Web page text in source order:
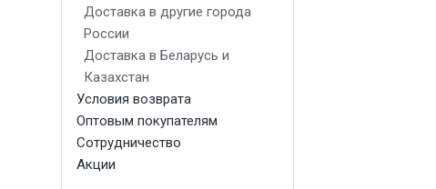
Доставка в другие города
России
Доставка в Беларусь и
Казахстан
Условия возврата
Оптовым покупателям
Сотрудничество
Акции